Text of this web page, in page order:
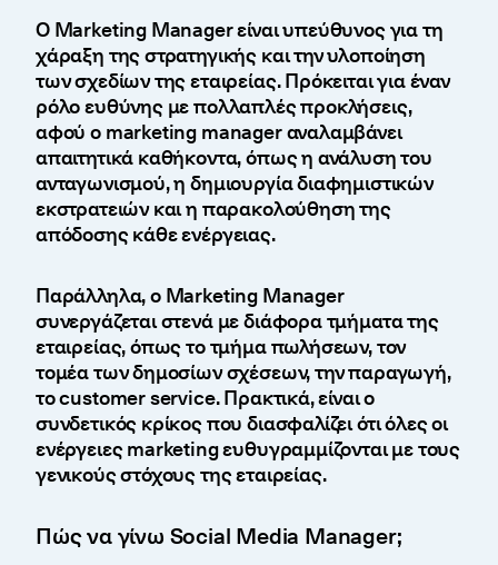
Ο Marketing Manager είναι υπεύθυνος για τη
χάραξη της στρατηγικής και την υλοποίηση
των σχεδίων της εταιρείας. Πρόκειται για έναν
ρόλο ευθύνης με πολλαπλές προκλήσεις,
αφού ο marketing manager αναλαμβάνει
απαιτητικά καθήκοντα, όπως η ανάλυση του
ανταγωνισμού, η δημιουργία διαφημιστικών
εκστρατειών και η παρακολούθηση της
απόδοσης κάθε ενέργειας.
Παράλληλα, ο Marketing Manager
συνεργάζεται στενά με διάφορα τμήματα της
εταιρείας, όπως το τμήμα πωλήσεων, τον
τομέα των δημοσίων σχέσεων, την παραγωγή,
το customer service. Πρακτικά, είναι ο
συνδετικός κρίκος που διασφαλίζει ότι όλες οι
ενέργειες marketing ευθυγραμμίζονται με τους
γενικούς στόχους της εταιρείας.
Πώς να γίνω Social Media Manager;